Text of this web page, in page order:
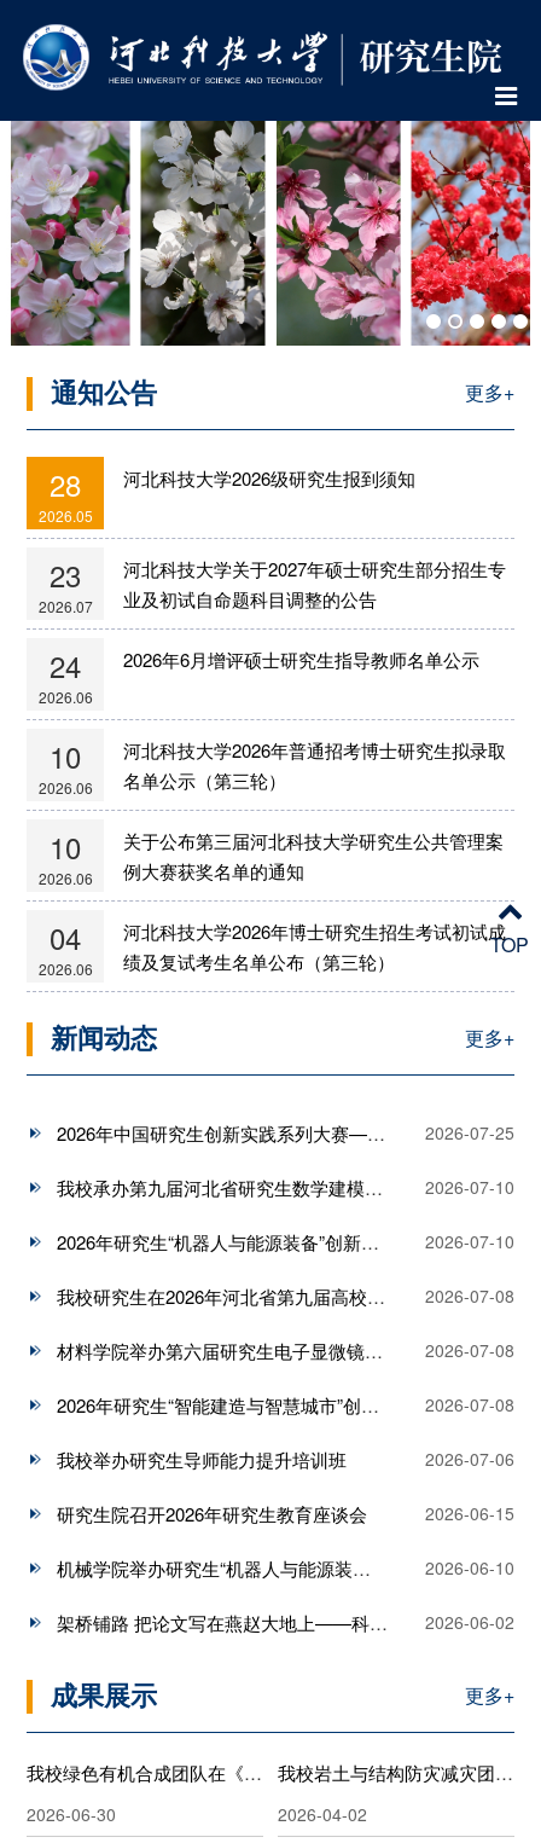
更多+
通知公告
28
2026.05
河北科技大学2026级研究生报到须知
23
2026.07
河北科技大学关于2027年硕士研究生部分招生专
业及初试自命题科目调整的公告
24
2026.06
2026年6月增评硕士研究生指导教师名单公示
10
2026.06
河北科技大学2026年普通招考博士研究生拟录取
名单公示（第三轮）
10
2026.06
关于公布第三届河北科技大学研究生公共管理案
例大赛获奖名单的通知
04
2026.06
河北科技大学2026年博士研究生招生考试初试成
绩及复试考生名单公布（第三轮）
更多+
新闻动态
2026-07-25
2026年中国研究生创新实践系列大赛——人工智能创新大赛与未来飞行器创新大赛校内选拔赛决赛成功举办
2026-07-10
我校承办第九届河北省研究生数学建模竞赛
2026-07-10
2026年研究生“机器人与能源装备”创新实践大赛校内选拔赛举办
2026-07-08
我校研究生在2026年河北省第九届高校研究生网络与信息安全技术大赛中取得佳绩
2026-07-08
材料学院举办第六届研究生电子显微镜图像大赛
2026-07-08
2026年研究生“智能建造与智慧城市”创新设计大赛校内选拔赛举办
2026-07-06
我校举办研究生导师能力提升培训班
2026-06-15
研究生院召开2026年研究生教育座谈会
2026-06-10
机械学院举办研究生“机器人与能源装备”创新实践大赛备赛讲座
2026-06-02
架桥铺路 把论文写在燕赵大地上——科技特派团打造服务产业升级“科大样板”
更多+
成果展示
我校绿色有机合成团队在《Science Advances》发表最新研究成果
2026-06-30
我校岩土与结构防灾减灾团队在地下结构抗震领域研究取得新进展
2026-04-02
TOP